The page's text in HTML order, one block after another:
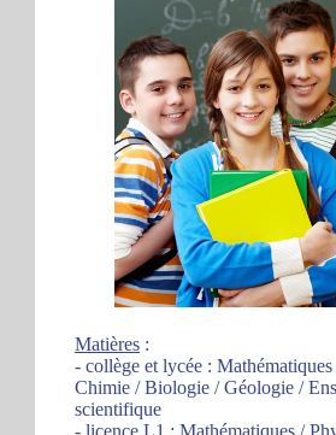
Matières :
- collège et lycée :
Chimie / Biologie / Géologie /
scientifique
- licence L1 : Mathématiques /